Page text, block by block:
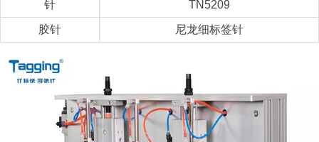
针 TN5209
胶针 尼龙细标签针